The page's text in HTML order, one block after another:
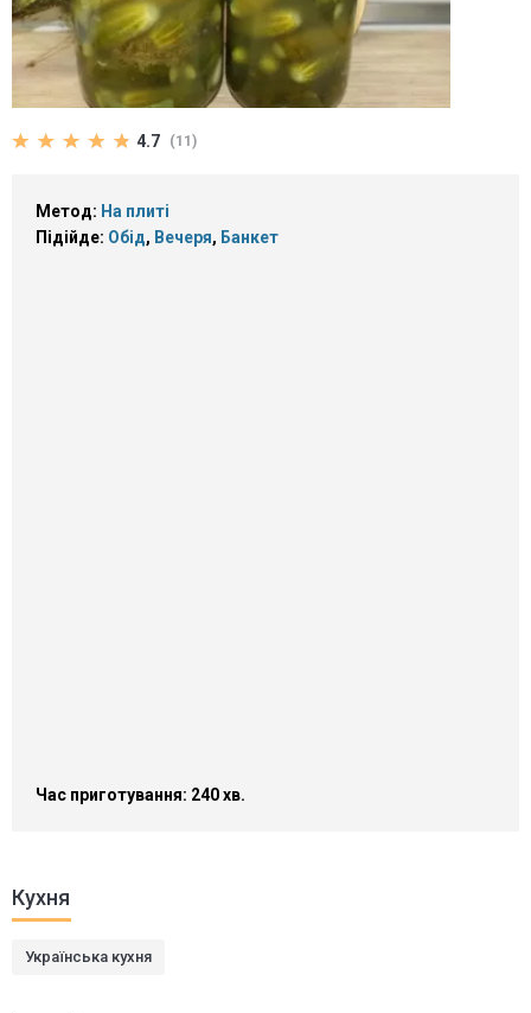
4.7 (11)
Метод: На плиті
Підійде: Обід, Вечеря, Банкет
Час приготування: 240 хв.
Кухня
Українська кухня